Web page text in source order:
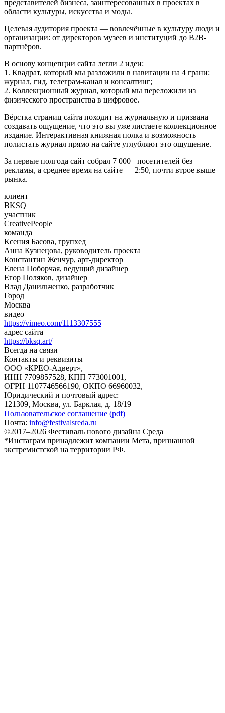
представителей бизнеса, заинтересованных в проектах в
области культуры, искусства и моды.
Целевая аудитория проекта — вовлечённые в культуру люди и
организации: от директоров музеев и институций до B2B-
партнёров.
В основу концепции сайта легли 2 идеи:
1. Квадрат, который мы разложили в навигации на 4 грани:
журнал, гид, телеграм-канал и консалтинг;
2. Коллекционный журнал, который мы переложили из
физического пространства в цифровое.
Вёрстка страниц сайта походит на журнальную и призвана
создавать ощущение, что это вы уже листаете коллекционное
издание. Интерактивная книжная полка и возможность
полистать журнал прямо на сайте углубляют это ощущение.
За первые полгода сайт собрал 7 000+ посетителей без
рекламы, а среднее время на сайте — 2:50, почти втрое выше
рынка.
клиент
BKSQ
участник
CreativePeople
команда
Ксения Басова, групхед
Анна Кузнецова, руководитель проекта
Константин Женчур, арт-директор
Елена Поборчая, ведущий дизайнер
Егор Поляков, дизайнер
Влад Данильченко, разработчик
Город
Москва
видео
https://vimeo.com/1113307555
адрес сайта
https://bksq.art/
Всегда на связи
Контакты и реквизиты
ООО «КРЕО‐Адверт»,
ИНН 7709857528, КПП 773001001,
ОГРН 1107746566190, ОКПО 66960032,
Юридический и почтовый адрес:
121309, Москва, ул. Барклая, д. 18/19
Пользовательское соглашение (pdf)
Почта: info@festivalsreda.ru
©2017–2026 Фестиваль нового дизайна Среда
*Инстаграм принадлежит компании Мета, признанной
экстремистской на территории РФ.